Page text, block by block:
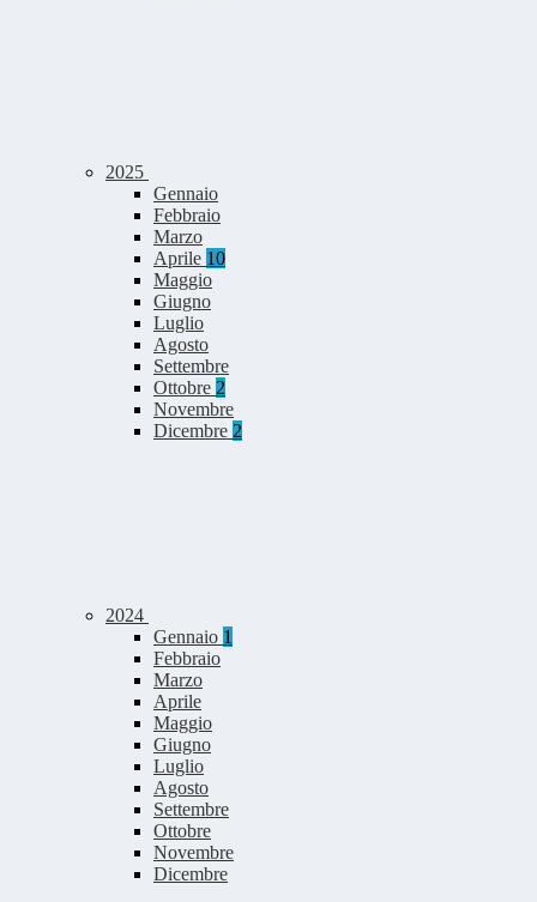
2025
Gennaio
Febbraio
Marzo
Aprile 10
Maggio
Giugno
Luglio
Agosto
Settembre
Ottobre 2
Novembre
Dicembre 2
2024
Gennaio 1
Febbraio
Marzo
Aprile
Maggio
Giugno
Luglio
Agosto
Settembre
Ottobre
Novembre
Dicembre